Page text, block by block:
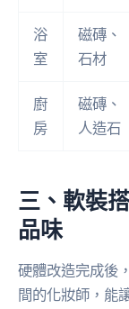
浴
室
磁磚、
石材
廚
房
磁磚、
人造石
三、軟裝
品味
硬體改造完成後
間的化妝師，能